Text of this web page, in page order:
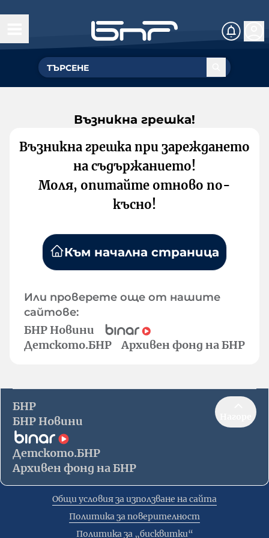
Възникна грешка!
Възникна грешка при зареждането
на съдържанието!
Моля, опитайте отново по-
късно!
Към начална страница
Или проверете още от нашите
сайтове:
БНР Новини
Детското.БНР
Архивен фонд на БНР
БНР
БНР Новини
Детското.БНР
Архивен фонд на БНР
Общи условия за използване на сайта
Политика за поверителност
Политика за „бисквитки“